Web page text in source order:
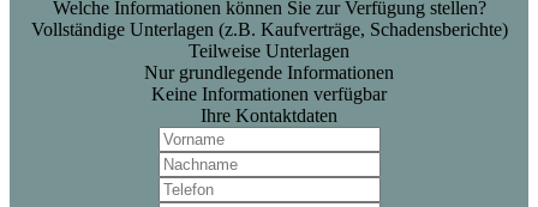
Welche Informationen können Sie zur Verfügung stellen?
Vollständige Unterlagen (z.B. Kaufverträge, Schadensberichte)
Teilweise Unterlagen
Nur grundlegende Informationen
Keine Informationen verfügbar
Ihre Kontaktdaten